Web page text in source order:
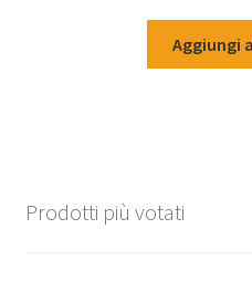
Aggiungi
Prodotti più votati